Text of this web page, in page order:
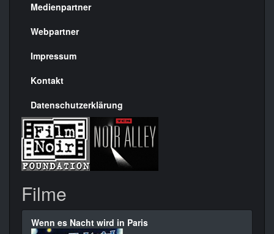
Menülinks
rechte
Seite
Medienpartner
Webpartner
Impressum
Kontakt
Datenschutzerklärung
Filme
Wenn es Nacht wird in Paris